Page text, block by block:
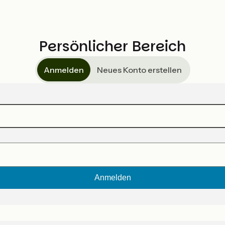
Persönlicher Bereich
Anmelden Neues Konto erstellen